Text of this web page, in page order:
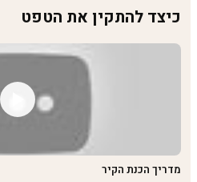
כיצד להתקין את הטפט
מדריך הכנת הקיר